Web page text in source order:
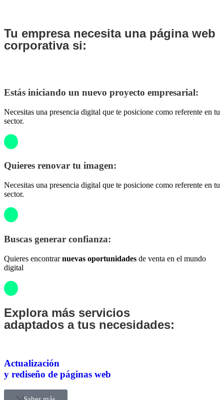
Tu empresa necesita una página web
corporativa si:
Estás iniciando un nuevo proyecto empresarial:
Necesitas una presencia digital que te posicione como referente en tu
sector.
Quieres renovar tu imagen:
Necesitas una presencia digital que te posicione como referente en tu
sector.
Buscas generar confianza:
Quieres encontrarnuevas oportunidades de venta en el mundo
digital​
Explora más servicios
adaptados a tus necesidades:
Actualización
y rediseño de páginas web